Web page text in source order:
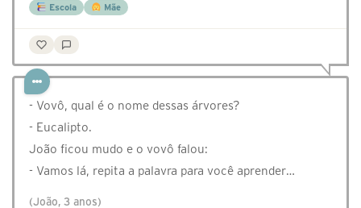
Escola Mãe
- Vovô, qual é o nome dessas árvores?
- Eucalipto.
João ficou mudo e o vovô falou:
- Vamos lá, repita a palavra para você aprender…
(João, 3 anos)